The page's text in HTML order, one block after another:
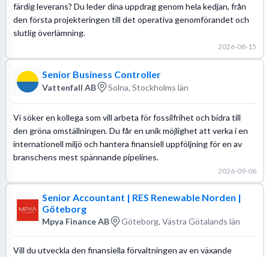
färdig leverans? Du leder dina uppdrag genom hela kedjan, från
den första projekteringen till det operativa genomförandet och
slutlig överlämning.
2026-08-15
Senior Business Controller
Vattenfall AB Solna, Stockholms län
Vi söker en kollega som vill arbeta för fossilfrihet och bidra till
den gröna omställningen. Du får en unik möjlighet att verka i en
internationell miljö och hantera finansiell uppföljning för en av
branschens mest spännande pipelines.
2026-09-06
Senior Accountant | RES Renewable Norden |
Göteborg
Mpya Finance AB Göteborg, Västra Götalands län
Vill du utveckla den finansiella förvaltningen av en växande